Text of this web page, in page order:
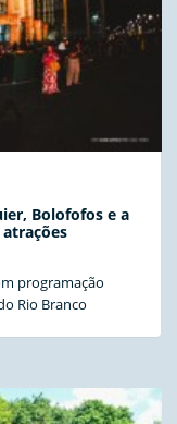
Bolofofos e a
atrações
programação
Rio Branco